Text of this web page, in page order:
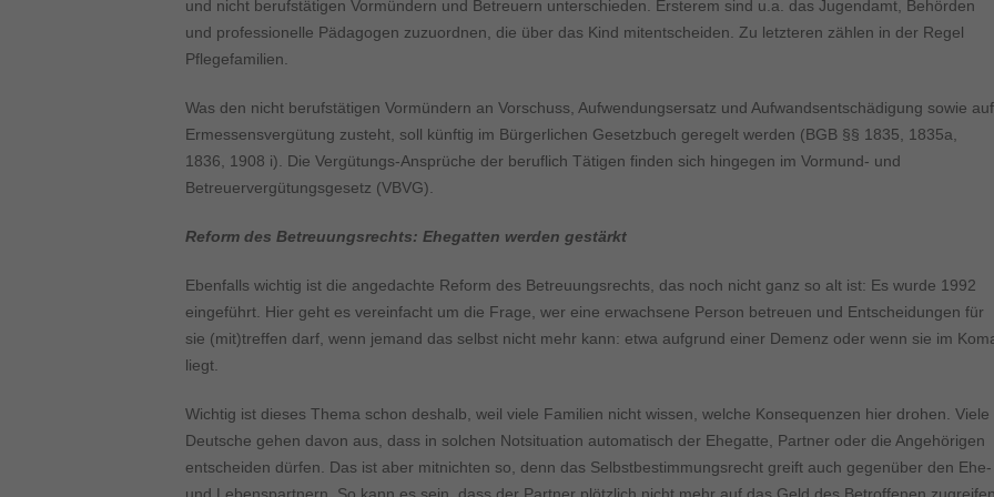
und nicht berufstätigen Vormündern und Betreuern unterschieden. Ersterem sind u.a. das Jugendamt, Behörden
und professionelle Pädagogen zuzuordnen, die über das Kind mitentscheiden. Zu letzteren zählen in der Regel
Pflegefamilien.
Was den nicht berufstätigen Vormündern an Vorschuss, Aufwendungsersatz und Aufwandsentschädigung sowie auf
Ermessensvergütung zusteht, soll künftig im Bürgerlichen Gesetzbuch geregelt werden (BGB §§ 1835, 1835a,
1836, 1908 i). Die Vergütungs-Ansprüche der beruflich Tätigen finden sich hingegen im Vormund- und
Betreuervergütungsgesetz (VBVG).
Reform des Betreuungsrechts: Ehegatten werden gestärkt
Ebenfalls wichtig ist die angedachte Reform des Betreuungsrechts, das noch nicht ganz so alt ist: Es wurde 1992
eingeführt. Hier geht es vereinfacht um die Frage, wer eine erwachsene Person betreuen und Entscheidungen für
sie (mit)treffen darf, wenn jemand das selbst nicht mehr kann: etwa aufgrund einer Demenz oder wenn sie im
liegt.
Wichtig ist dieses Thema schon deshalb, weil viele Familien nicht wissen, welche Konsequenzen hier drohen. Viele
Deutsche gehen davon aus, dass in solchen Notsituation automatisch der Ehegatte, Partner oder die Angehörigen
entscheiden dürfen. Das ist aber mitnichten so, denn das Selbstbestimmungsrecht greift auch gegenüber den Ehe-